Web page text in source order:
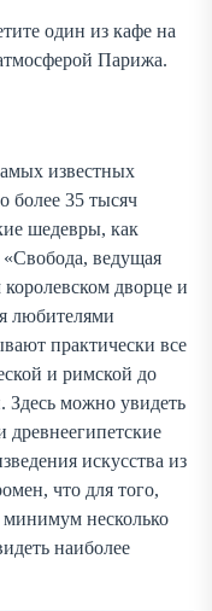
один из кафе на
Парижа.
известных
более 35 тысяч
шедевры, как
ведущая
дворце и
любителями
практически все
и римской до
Здесь можно увидеть
древнеегипетские
искусства из
что для того,
минимум несколько
наиболее